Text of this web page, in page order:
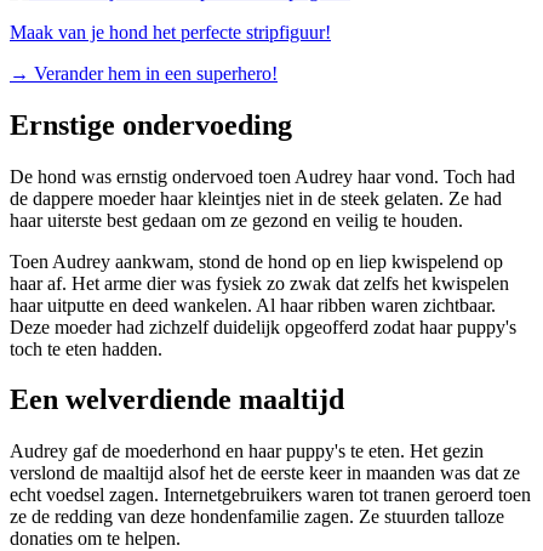
Maak van je hond het perfecte stripfiguur!
→ Verander hem in een superhero!
Ernstige ondervoeding
De hond was ernstig ondervoed toen Audrey haar vond. Toch had
de dappere moeder haar kleintjes niet in de steek gelaten. Ze had
haar uiterste best gedaan om ze gezond en veilig te houden.
Toen Audrey aankwam, stond de hond op en liep kwispelend op
haar af. Het arme dier was fysiek zo zwak dat zelfs het kwispelen
haar uitputte en deed wankelen. Al haar ribben waren zichtbaar.
Deze moeder had zichzelf duidelijk opgeofferd zodat haar puppy's
toch te eten hadden.
Een welverdiende maaltijd
Audrey gaf de moederhond en haar puppy's te eten. Het gezin
verslond de maaltijd alsof het de eerste keer in maanden was dat ze
echt voedsel zagen. Internetgebruikers waren tot tranen geroerd toen
ze de redding van deze hondenfamilie zagen. Ze stuurden talloze
donaties om te helpen.